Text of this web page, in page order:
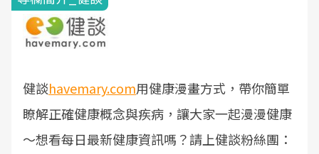
健談havemary.com用健康漫畫方式，帶你簡單
瞭解正確健康概念與疾病，讓大家一起漫漫健康
～想看每日最新健康資訊嗎？請上健談粉絲團：